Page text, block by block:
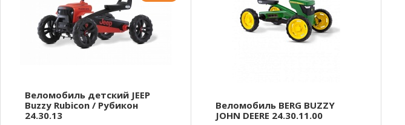
Веломобиль детский JEEP
Buzzy Rubicon / Рубикон
24.30.13
Веломобиль BERG BUZZY
JOHN DEERE 24.30.11.00